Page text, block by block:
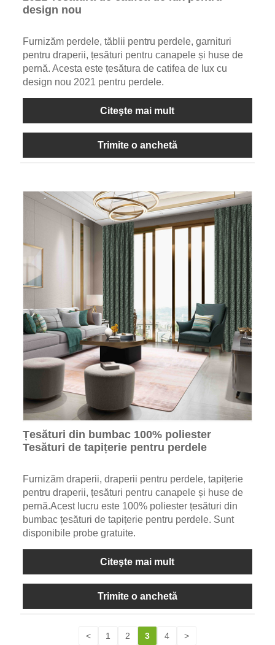
design nou
Furnizăm perdele, tăblii pentru perdele, garnituri
pentru draperii, țesături pentru canapele și huse de
pernă. Acesta este țesătura de catifea de lux cu
design nou 2021 pentru perdele.
Citeşte mai mult
Trimite o anchetă
Țesături din bumbac 100% poliester
Tesături de tapițerie pentru perdele
Furnizăm draperii, draperii pentru perdele, tapițerie
pentru draperii, țesături pentru canapele și huse de
pernă.Acest lucru este 100% poliester țesături din
bumbac țesături de tapițerie pentru perdele. Sunt
disponibile probe gratuite.
Citeşte mai mult
Trimite o anchetă
< 1 2 3 4 >